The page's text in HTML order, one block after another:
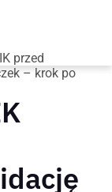
przed
– krok po